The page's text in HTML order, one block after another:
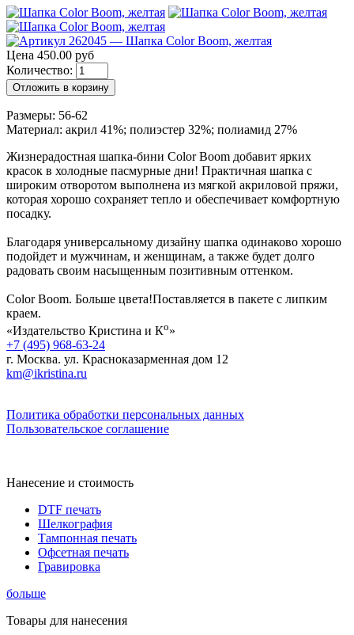
Цена 450.00 руб
Количество:
Отложить в корзину
Размеры: 56-62
Материал: акрил 41%; полиэстер 32%; полиамид 27%
Жизнерадостная шапка-бини Color Boom добавит ярких
красок в холодные пасмурные дни! Практичная шапка с
широким отворотом выполнена из мягкой акриловой пряжи,
которая хорошо сохраняет тепло и обеспечивает комфортную
посадку.
Благодаря универсальному дизайну шапка одинаково хорошо
подойдет и мужчинам, и женщинам, а также будет долго
радовать своим насыщенным позитивным оттенком.
Color Boom. Больше цвета!Поставляется в пакете с липким
краем.
«Издательство Кристина и Ко»
+7 (495) 968-63-24
г. Москва. ул. Красноказарменная дом 12
km@ikristina.ru
Политика обработки персональных данных
Пользовательское соглашение
Нанесение и стоимость
DTF печать
Шелкография
Тампонная печать
Офсетная печать
Гравировка
больше
Товары для нанесения